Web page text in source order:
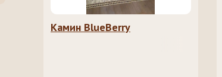
Камин BlueBerry